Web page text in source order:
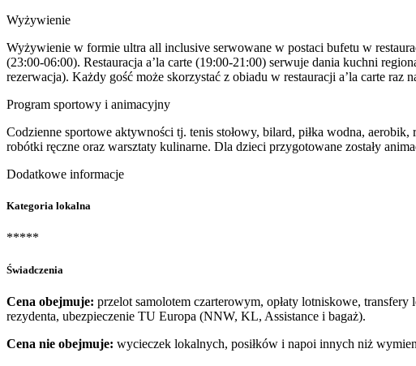
Wyżywienie
Wyżywienie w formie ultra all inclusive serwowane w postaci bufetu w
(23:00-06:00). Restauracja a’la carte (19:00-21:00) serwuje dania kuchni
rezerwacja). Każdy gość może skorzystać z obiadu w restauracji a’la carte
Program sportowy i animacyjny
Codzienne sportowe aktywności tj. tenis stołowy, bilard, piłka wodna,
robótki ręczne oraz warsztaty kulinarne. Dla dzieci przygotowane zostały
Dodatkowe informacje
Kategoria lokalna
*****
Świadczenia
Cena obejmuje: przelot samolotem czarterowym, opłaty lotniskowe,
rezydenta, ubezpieczenie TU Europa (NNW, KL, Assistance i bagaż).
Cena nie obejmuje: wycieczek lokalnych, posiłków i napoi innych niż